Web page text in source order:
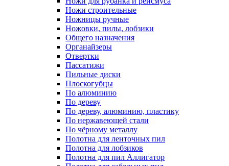
Ножи строительные
Ножницы ручные
Ножовки, пилы, лобзики
Общего назначения
Органайзеры
Отвертки
Пассатижи
Пильные диски
Плоскогубцы
По алюминию
По дереву
По дереву, алюминию, пластику
По нержавеющей стали
По чёрному металлу
Полотна для ленточных пил
Полотна для лобзиков
Полотна для пил Аллигатор